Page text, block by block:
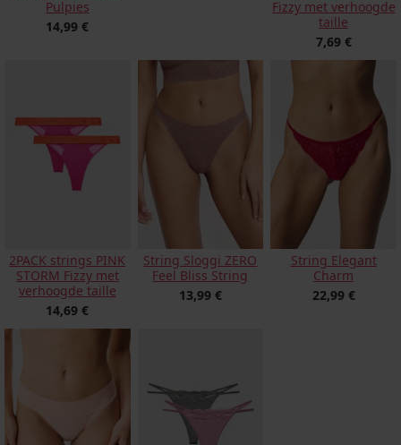
Pulpies
14,99 €
Fizzy met verhoogde
taille
7,69 €
2PACK strings PINK
STORM Fizzy met
verhoogde taille
14,69 €
String Sloggi ZERO
Feel Bliss String
13,99 €
String Elegant
Charm
22,99 €